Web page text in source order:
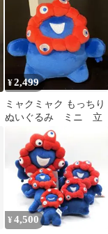
¥2,499
ミャクミャク もっちり
ぬいぐるみ ミニ 立
¥ 4,500